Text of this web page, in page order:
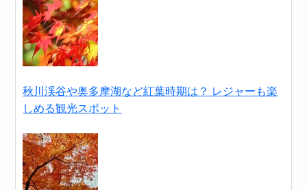
秋川渓谷や奥多摩湖など紅葉時期は？ レジャーも楽
しめる観光スポット